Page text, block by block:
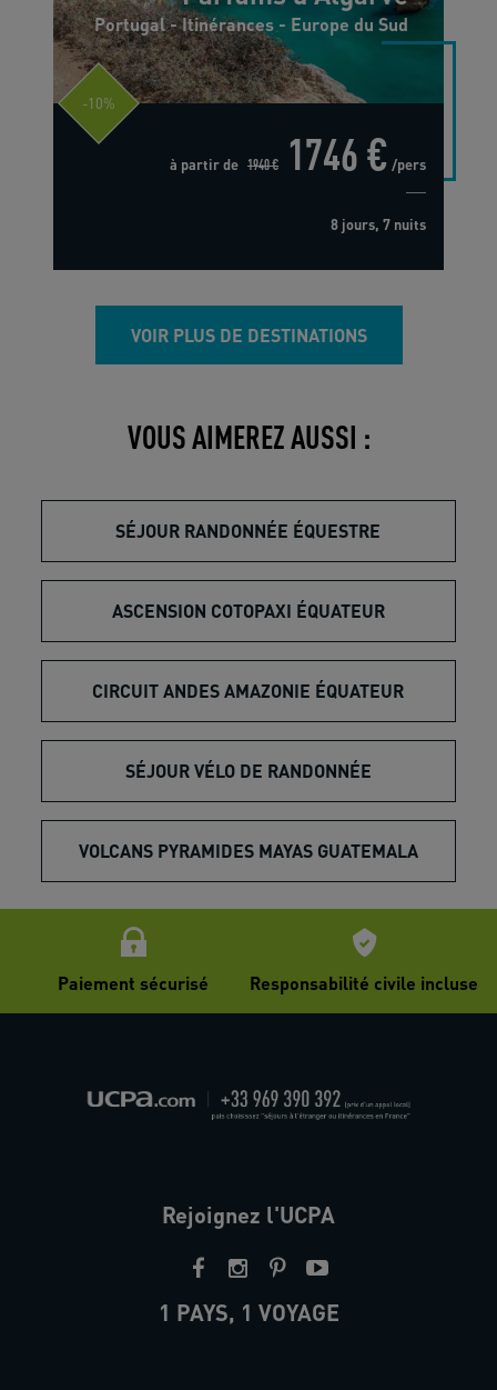
Portugal - Itinérances - Europe du Sud
-10%
à partir de 1940 € 1746 € /pers
8 jours, 7 nuits
VOIR PLUS DE DESTINATIONS
VOUS AIMEREZ AUSSI :
SÉJOUR RANDONNÉE ÉQUESTRE
ASCENSION COTOPAXI ÉQUATEUR
CIRCUIT ANDES AMAZONIE ÉQUATEUR
SÉJOUR VÉLO DE RANDONNÉE
VOLCANS PYRAMIDES MAYAS GUATEMALA
Paiement sécurisé Responsabilité civile incluse
Rejoignez l'UCPA
1 PAYS, 1 VOYAGE